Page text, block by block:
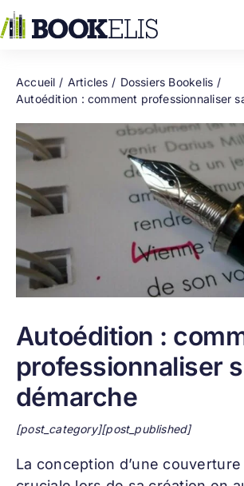
au
contenu
Accueil Articles
Dossiers Bookelis
Autoédition : comment professionnaliser
Autoédition :
professionnaliser
démarche
[post_category][post_published]
La conception d’une couverture